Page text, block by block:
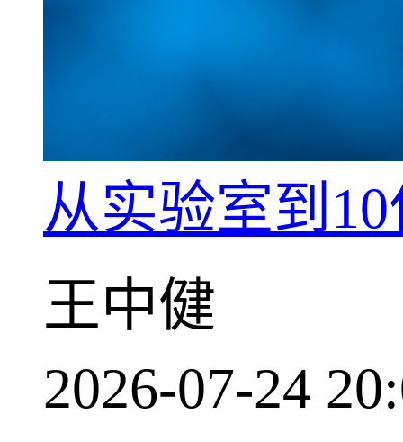
从实验室到
王中健
2026-07-24